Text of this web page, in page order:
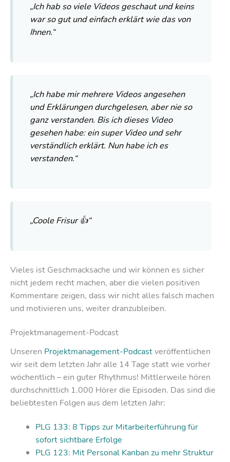
„Ich hab so viele Videos geschaut und keins
war so gut und einfach erklärt wie das von
Ihnen.“
„Ich habe mir mehrere Videos angesehen
und Erklärungen durchgelesen, aber nie so
ganz verstanden. Bis ich dieses Video
gesehen habe: ein super Video und sehr
verständlich erklärt. Nun habe ich es
verstanden.“
„Coole Frisur 👍“
Vieles ist Geschmacksache und wir können es sicher
nicht jedem recht machen, aber die vielen positiven
Kommentare zeigen, dass wir nicht alles falsch machen
und motivieren uns, weiter dranzubleiben.
Projektmanagement-Podcast
Unseren Projektmanagement-Podcastveröffentlichen
wir seit dem letzten Jahr alle 14 Tage statt wie vorher
wöchentlich – ein guter Rhythmus! Mittlerweile hören
durchschnittlich 1.000 Hörer die Episoden. Das sind die
beliebtesten Folgen aus dem letzten Jahr:
PLG 133: 8 Tipps zur Mitarbeiterführung für
sofort sichtbare Erfolge
PLG 123: Mit Personal Kanban zu mehr Struktur